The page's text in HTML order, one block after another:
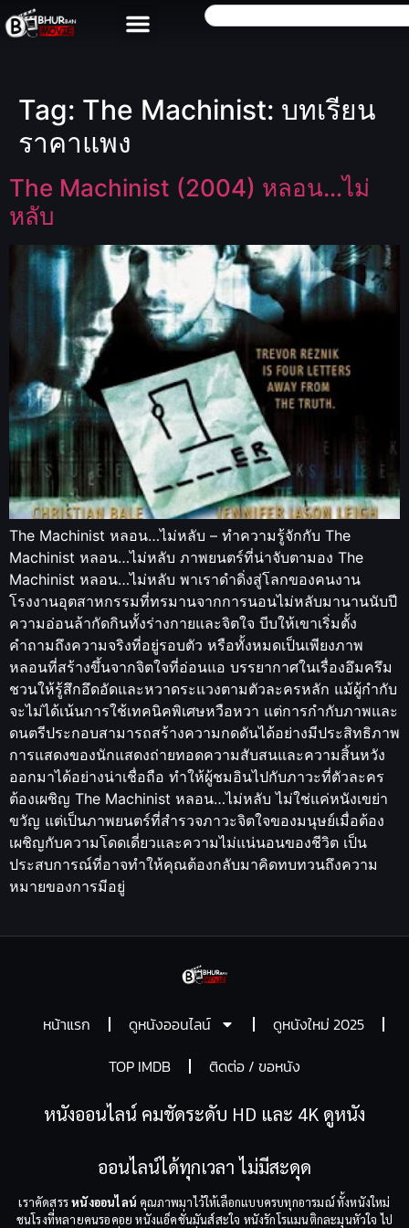
Tag: The Machinist: บทเรียน
ราคาแพง
The Machinist (2004) หลอน…ไม่
หลับ
The Machinist หลอน…ไม่หลับ – ทำความรู้จักกับ The
Machinist หลอน…ไม่หลับ ภาพยนตร์ที่น่าจับตามอง The
Machinist หลอน…ไม่หลับ พาเราดำดิ่งสู่โลกของคนงาน
โรงงานอุตสาหกรรมที่ทรมานจากการนอนไม่หลับมานานนับปี
ความอ่อนล้ากัดกินทั้งร่างกายและจิตใจ บีบให้เขาเริ่มตั้ง
คำถามถึงความจริงที่อยู่รอบตัว หรือทั้งหมดเป็นเพียงภาพ
หลอนที่สร้างขึ้นจากจิตใจที่อ่อนแอ บรรยากาศในเรื่องอึมครึม
ชวนให้รู้สึกอึดอัดและหวาดระแวงตามตัวละครหลัก แม้ผู้กำกับ
จะไม่ได้เน้นการใช้เทคนิคพิเศษหวือหวา แต่การกำกับภาพและ
ดนตรีประกอบสามารถสร้างความกดดันได้อย่างมีประสิทธิภาพ
การแสดงของนักแสดงถ่ายทอดความสับสนและความสิ้นหวัง
ออกมาได้อย่างน่าเชื่อถือ ทำให้ผู้ชมอินไปกับภาวะที่ตัวละคร
ต้องเผชิญ The Machinist หลอน…ไม่หลับ ไม่ใช่แค่หนังเขย่า
ขวัญ แต่เป็นภาพยนตร์ที่สำรวจภาวะจิตใจของมนุษย์เมื่อต้อง
เผชิญกับความโดดเดี่ยวและความไม่แน่นอนของชีวิต เป็น
ประสบการณ์ที่อาจทำให้คุณต้องกลับมาคิดทบทวนถึงความ
หมายของการมีอยู่
หน้าแรก ดูหนังออนไลน์
ดูหนังใหม่ 2025
TOP IMDB
ติดต่อ / ขอหนัง
หนังออนไลน์ คมชัดระดับ HD และ 4K ดูหนัง
ออนไลน์ได้ทุกเวลา ไม่มีสะดุด
เราคัดสรรหนังออนไลน์ คุณภาพมาไว้ให้เลือกแบบครบทุกอารมณ์ ทั้งหนังใหม่
ชนโรงที่หลายคนรอคอย หนังแอ็คชั่นมันส์สะใจ หนังรักโรแมนติกละมุนหัวใจ ไป